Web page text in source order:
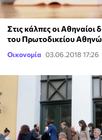
Στις κάλπες οι Αθηναίοι
του Πρωτοδικείου
Οικονομία 03.06.2018 17:26